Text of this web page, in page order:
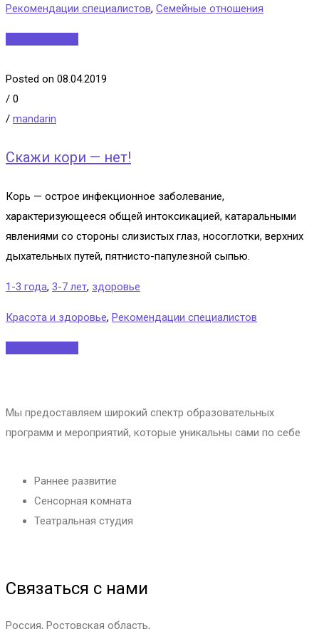
Рекомендации специалистов, Семейные отношения
Posted on 08.04.2019
/ 0
/ mandarin
Скажи кори — нет!
Корь — острое инфекционное заболевание,
характеризующееся общей интоксикацией, катаральными
явлениями со стороны слизистых глаз, носоглотки, верхних
дыхательных путей, пятнисто-папулезной сыпью.
1-3 года, 3-7 лет, здоровье
Красота и здоровье, Рекомендации специалистов
Мы предоставляем широкий спектр образовательных
программ и мероприятий, которые уникальны сами по себе
Раннее развитие
Сенсорная комната
Театральная студия
Связаться с нами
Россия, Ростовская область,